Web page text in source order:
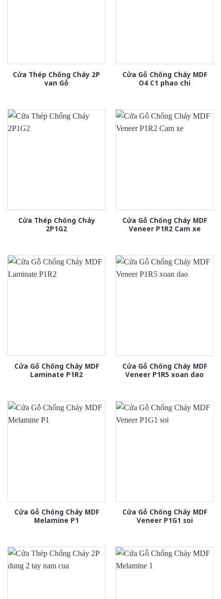
Cửa Thép Chống Cháy 2P
van Gỗ
Cửa Gỗ Chống Cháy MDF
O4 C1 phao chi
Cửa Thép Chống Cháy
2P1G2
Cửa Gỗ Chống Cháy MDF
Veneer P1R2 Cam xe
Cửa Gỗ Chống Cháy MDF
Laminate P1R2
Cửa Gỗ Chống Cháy MDF
Veneer P1R5 xoan dao
Cửa Gỗ Chống Cháy MDF
Melamine P1
Cửa Gỗ Chống Cháy MDF
Veneer P1G1 soi